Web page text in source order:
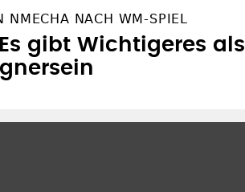
NMECHA NACH WM-SPIEL
gibt Wichtigeres als